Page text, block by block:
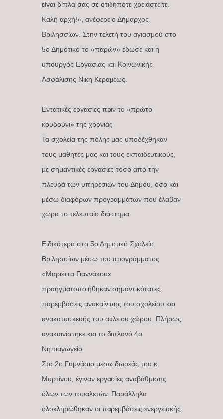
είναι δίπλα σας σε οτιδήποτε χρειαστείτε.
Καλή αρχή!», ανέφερε ο Δήμαρχος
Βριλησσίων. Στην τελετή του αγιασμού στο
5ο Δημοτικό το «παρών» έδωσε και η
υπουργός Εργασίας και Κοινωνικής
Ασφάλισης Νίκη Κεραμέως.
Εντατικές εργασίες πριν το «πρώτο
κουδούνι» της χρονιάς
Τα σχολεία της πόλης μας υποδέχθηκαν
τους μαθητές μας και τους εκπαιδευτικούς,
με σημαντικές εργασίες τόσο από την
πλευρά των υπηρεσιών του Δήμου, όσο και
μέσω διαφόρων προγραμμάτων που έλαβαν
χώρα το τελευταίο διάστημα.
Ειδικότερα στο 5ο Δημοτικό Σχολείο
Βριλησσίων μέσω του προγράμματος
«Μαριέττα Γιαννάκου»
πραηγματοποιήθηκαν σημαντικότατες
παρεμβάσεις ανακαίνισης του σχολείου και
ανακατασκευής του αύλειου χώρου. Πλήρως
ανακαινίστηκε και το διπλανό 4ο
Νηπιαγωγείο.
Στο 2ο Γυμνάσιο μέσω δωρεάς του κ.
Μαρτίνου, έγιναν εργασίες αναβάθμισης
όλων των τουαλετών. Παράλληλα
ολοκληρώθηκαν οι παρεμβάσεις ενεργειακής